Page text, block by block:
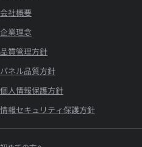
会社概要
企業理念
品質管理方針
パネル品質方針
個人情報保護方針
情報セキュリティ保護方針